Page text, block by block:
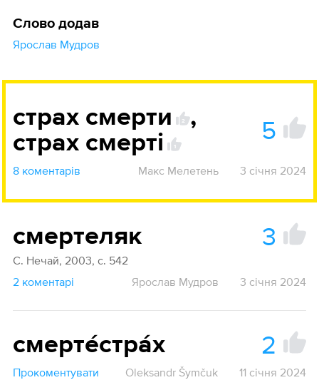
Слово додав
Ярослав Мудров
страх смерти 2
,
страх смерті
5
8 коментарів Макс Мелетень 3 січня 2024
смертеляк 3
С. Нечай, 2003, с. 542
2 коментарі
Ярослав Мудров 3 січня 2024
смерте́стра́х 2
Прокоментувати Oleksandr Šymčuk 11 січня 2024